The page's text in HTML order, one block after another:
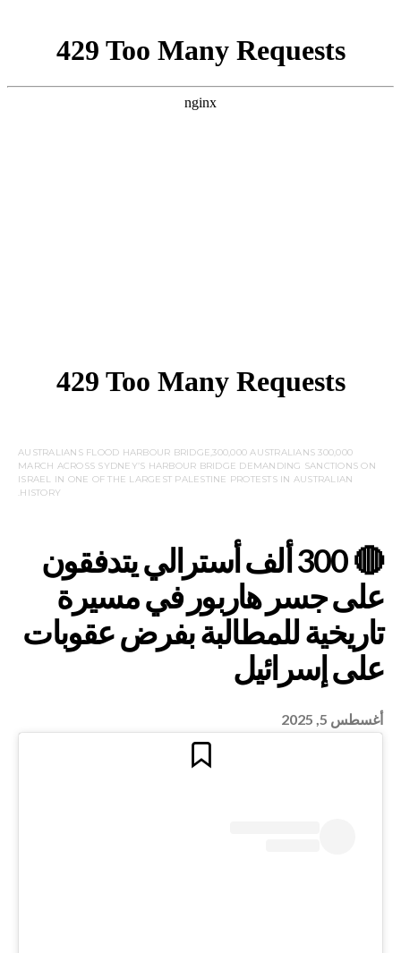
300,000 AUSTRALIANS FLOOD HARBOUR BRIDGE,300,000 AUSTRALIANS
MARCH ACROSS SYDNEY’S HARBOUR BRIDGE DEMANDING SANCTIONS ON
ISRAEL IN ONE OF THE LARGEST PALESTINE PROTESTS IN AUSTRALIAN
HISTORY.
🔴 300 ألف أسترالي يتدفقون
أغسطس 5, 2025